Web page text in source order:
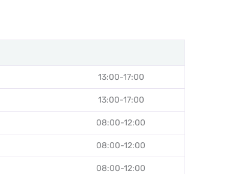
13:00-17:00
13:00-17:00
08:00-12:00
08:00-12:00
08:00-12:00